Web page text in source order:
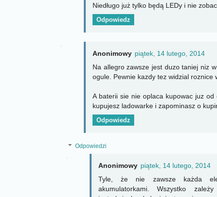
Niedługo już tylko będą LEDy i nie
Odpowiedz
Anonimowy piątek, 14 lutego, 2014
Na allegro zawsze jest duzo taniej niz
ogule. Pewnie kazdy tez widzial roznice
A baterii sie nie oplaca kupowac juz
kupujesz ladowarke i zapominasz o
Odpowiedz
Odpowiedzi
Anonimowy piątek, 14 lutego, 2014
Tyle, że nie zawsze każda
akumulatorkami. Wszystko